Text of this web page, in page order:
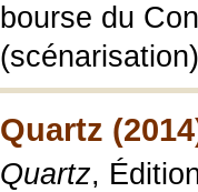
bourse du
Quartz
Quartz,